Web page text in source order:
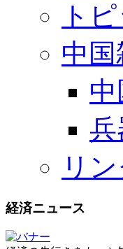
ト
中
リ
経済ニュース